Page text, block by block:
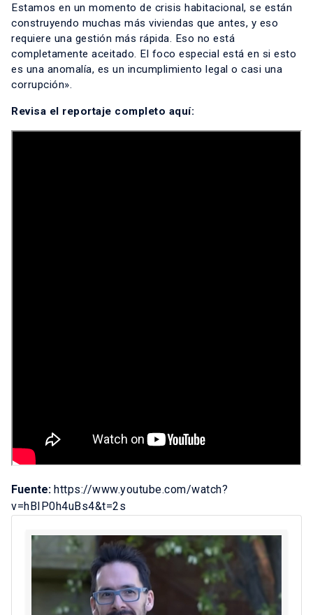
Estamos en un momento de crisis habitacional, se están
construyendo muchas más viviendas que antes, y eso
requiere una gestión más rápida. Eso no está
completamente aceitado. El foco especial está en si esto
es una anomalía, es un incumplimiento legal o casi una
corrupción».
Revisa el reportaje completo aquí:
Fuente: https://www.youtube.com/watch?
v=hBIP0h4uBs4&t=2s